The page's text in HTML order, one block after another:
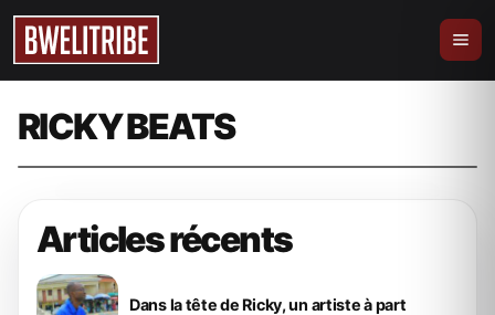
RICKY BEATS
Audio
MK : Le Come Back ? (Chronique)
12 juin 2024 bweliever
Articles récents
Dans la tête de Ricky, un artiste à part